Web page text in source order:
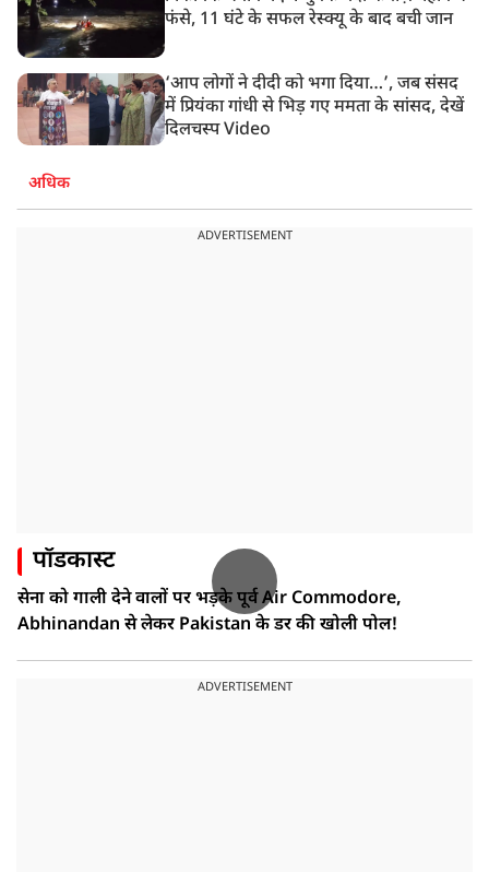
फंसे, 11 घंटे के सफल रेस्क्यू के बाद बची जान
‘आप लोगों ने दीदी को भगा दिया…’, जब संसद
में प्रियंका गांधी से भिड़ गए ममता के सांसद, देखें
दिलचस्प Video
अधिक
ADVERTISEMENT
पॉडकास्ट
सेना को गाली देने वालों पर भड़के पूर्व Air Commodore,
Abhinandan से लेकर Pakistan के डर की खोली पोल!
ADVERTISEMENT